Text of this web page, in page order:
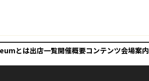
とは出店一覧開催概要コンテンツ会場案内